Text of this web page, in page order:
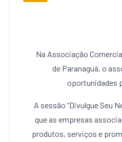
CONVÊNIOS
Na Associação
de Paranaguá, o
oportunidades
A sessão “Divulgue Seu
que as empresas
produtos, serviços e